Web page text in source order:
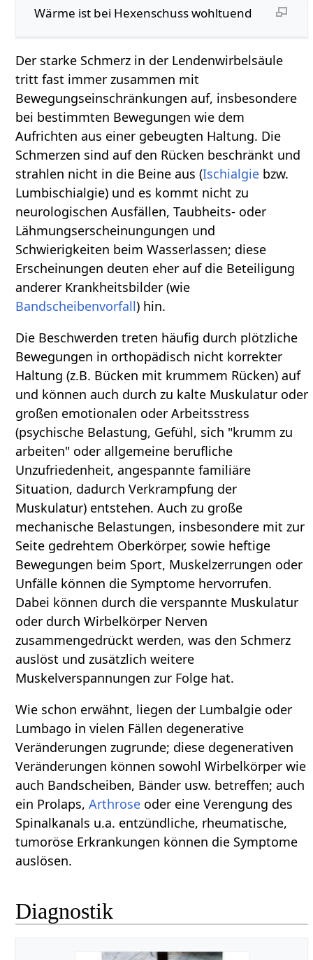
Wärme ist bei Hexenschuss wohltuend
Der starke Schmerz in der Lendenwirbelsäule
tritt fast immer zusammen mit
Bewegungseinschränkungen auf, insbesondere
bei bestimmten Bewegungen wie dem
Aufrichten aus einer gebeugten Haltung. Die
Schmerzen sind auf den Rücken beschränkt und
strahlen nicht in die Beine aus (Ischialgie bzw.
Lumbischialgie) und es kommt nicht zu
neurologischen Ausfällen, Taubheits- oder
Lähmungserscheinungungen und
Schwierigkeiten beim Wasserlassen; diese
Erscheinungen deuten eher auf die Beteiligung
anderer Krankheitsbilder (wie
Bandscheibenvorfall) hin.
Die Beschwerden treten häufig durch plötzliche
Bewegungen in orthopädisch nicht korrekter
Haltung (z.B. Bücken mit krummem Rücken) auf
und können auch durch zu kalte Muskulatur oder
großen emotionalen oder Arbeitsstress
(psychische Belastung, Gefühl, sich "krumm zu
arbeiten" oder allgemeine berufliche
Unzufriedenheit, angespannte familiäre
Situation, dadurch Verkrampfung der
Muskulatur) entstehen. Auch zu große
mechanische Belastungen, insbesondere mit zur
Seite gedrehtem Oberkörper, sowie heftige
Bewegungen beim Sport, Muskelzerrungen oder
Unfälle können die Symptome hervorrufen.
Dabei können durch die verspannte Muskulatur
oder durch Wirbelkörper Nerven
zusammengedrückt werden, was den Schmerz
auslöst und zusätzlich weitere
Muskelverspannungen zur Folge hat.
Wie schon erwähnt, liegen der Lumbalgie oder
Lumbago in vielen Fällen degenerative
Veränderungen zugrunde; diese degenerativen
Veränderungen können sowohl Wirbelkörper wie
auch Bandscheiben, Bänder usw. betreffen; auch
ein Prolaps,Arthrose oder eine Verengung des
Spinalkanals u.a. entzündliche, rheumatische,
tumoröse Erkrankungen können die Symptome
auslösen.
Diagnostik